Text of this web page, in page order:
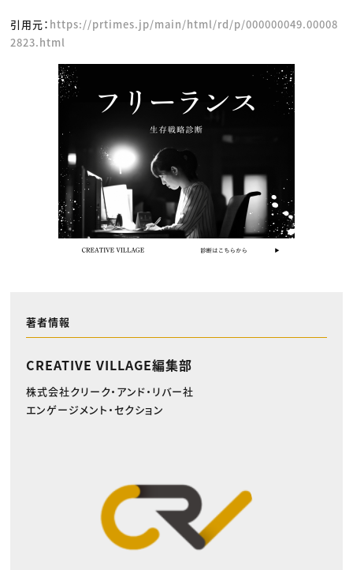
引用元： https://prtimes.jp/main/html/rd/p/000000049.00008
2823.html
著者情報
CREATIVE VILLAGE編集部
株式会社クリーク・アンド・リバー社
エンゲージメント・セクション